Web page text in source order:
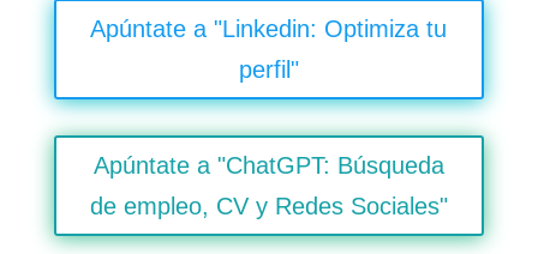
Apúntate a "Linkedin: Optimiza tu
perfil"
Apúntate a "ChatGPT: Búsqueda
de empleo, CV y Redes Sociales"